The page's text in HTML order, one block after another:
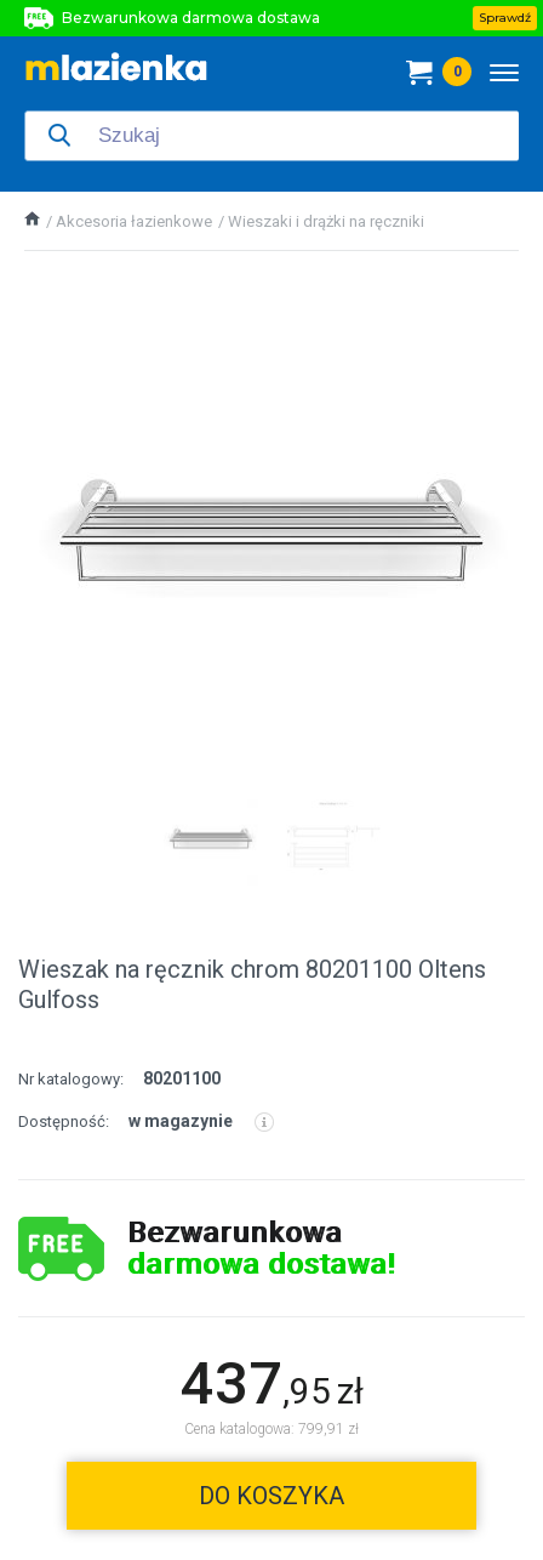
Bezwarunkowa darmowa dostawa
Bezwarunkowa darmowa dostawa
Sprawdź
0
Akcesoria łazienkowe Wieszaki i drążki na ręczniki
Wieszak na ręcznik chrom 80201100 Oltens
Gulfoss
Nr katalogowy: 80201100
Dostępność: w magazynie
Bezwarunkowa
darmowa dostawa!
437,95 zł
Cena katalogowa: 799,91 zł
DO KOSZYKA